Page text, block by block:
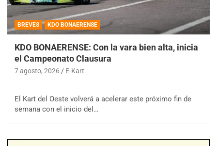
BREVES KDO BONAERENSE
KDO BONAERENSE: Con la vara bien alta, inicia
el Campeonato Clausura
7 agosto, 2026 E-Kart
El Kart del Oeste volverá a acelerar este próximo fin de
semana con el inicio del…